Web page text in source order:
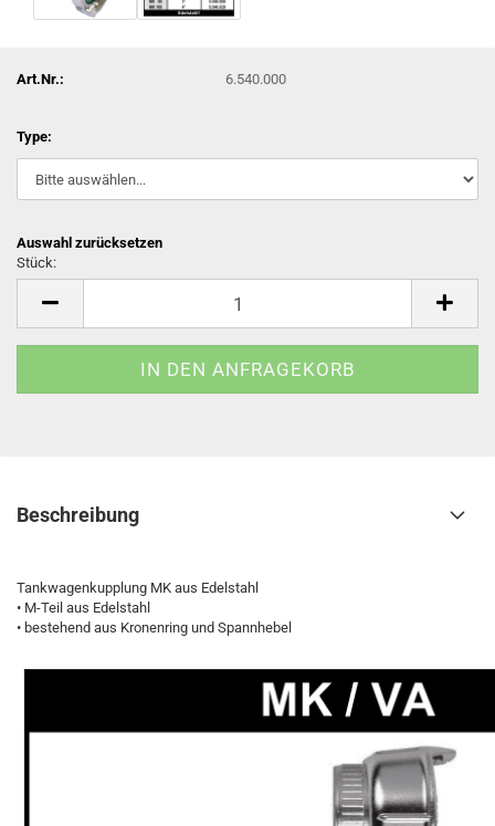
Art.Nr.: 6.540.000
Type:
Auswahl zurücksetzen
Stück:
Beschreibung
Tankwagenkupplung MK aus Edelstahl
• M-Teil aus Edelstahl
• bestehend aus Kronenring und Spannhebel